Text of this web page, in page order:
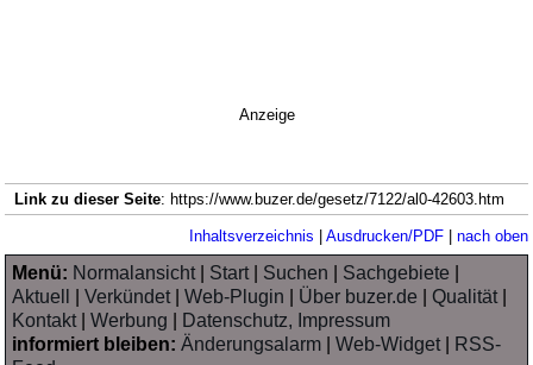
Anzeige
Link zu dieser Seite: https://www.buzer.de/gesetz/7122/al0-42603.htm
Inhaltsverzeichnis | Ausdrucken/PDF| nach oben
Menü: Normalansicht| Start| Suchen Sachgebiete
Aktuell
|Verkündet|Web-Plugin Über buzer.de |Qualität|
Kontakt|Werbung
Datenschutz, Impressum
informiert bleiben: Änderungsalarm |Web-Widget|
RSS-